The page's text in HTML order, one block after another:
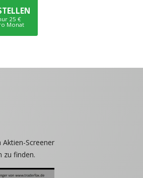
25 €
Monat
Screener
zu finden.